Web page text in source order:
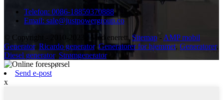
Telefon: 0086-18859370888
Email: sale@justpowergroup.co
© Copyright - 2010-2023 : Med enerett. Sitemap - AMP mobil
Generator, Ricardo generator, Generatorer for hjemmet, Generatorer,
Diesel generator, Strømgenerator,
Send e-post
x